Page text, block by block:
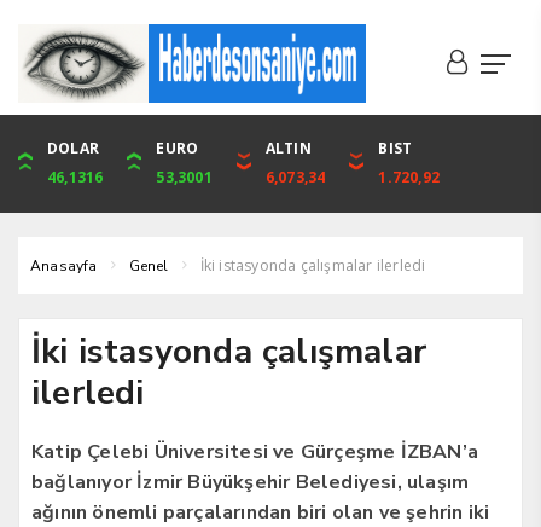
DOLAR
46,1316
EURO
53,3001
ALTIN
6,073,34
BIST
1.720,92
ONS
4,094,16
ALTIN
6,073,34
ÇEYREK
9,929,91
CUMHURİYET
42,104,00
Anasayfa Genel İki istasyonda çalışmalar ilerledi
İki istasyonda çalışmalar
ilerledi
Katip Çelebi Üniversitesi ve Gürçeşme İZBAN’a
bağlanıyor İzmir Büyükşehir Belediyesi, ulaşım
ağının önemli parçalarından biri olan ve şehrin iki